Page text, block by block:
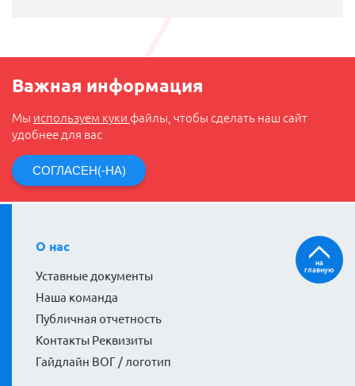
Важная информация
Мы используем куки файлы, чтобы сделать наш сайт
удобнее для вас
СОГЛАСЕН(-НА)
О нас
Уставные документы
Наша команда
Публичная отчетность
Контакты Реквизиты
Гайдлайн ВОГ / логотип
на
главную